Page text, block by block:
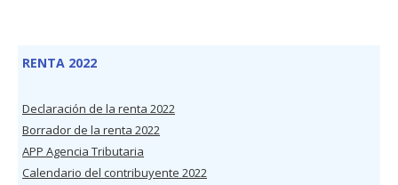
RENTA 2022
Declaración de la renta 2022
Borrador de la renta 2022
APP Agencia Tributaria
Calendario del contribuyente 2022